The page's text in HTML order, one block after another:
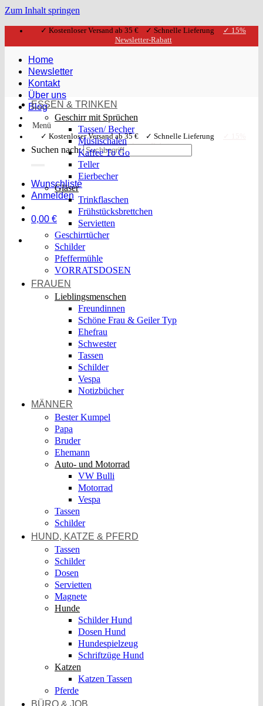
Zum Inhalt springen
✓ Kostenloser Versand ab 35 € ✓ Schnelle Lieferung
✓ 15%
Newsletter-Rabatt
Home
Newsletter
Kontakt
Über uns
Blog
✓ Kostenloser Versand ab 35 € ✓ Schnelle Lieferung
Newsletter-Rabatt
Menü
Suchen nach:
Wunschliste
Anmelden
0,00 €
ESSEN & TRINKEN
Geschirr mit Sprüchen
Tassen/ Becher
Müslischalen
Kaffee To Go
Teller
Eierbecher
Gläser
Trinkflaschen
Frühstücksbrettchen
Servietten
Geschirrtücher
Schilder
Pfeffermühle
VORRATSDOSEN
FRAUEN
Lieblingsmenschen
Freundinnen
Schöne Frau & Geiler Typ
Ehefrau
Schwester
Tassen
Schilder
Vespa
Notizbücher
MÄNNER
Bester Kumpel
Papa
Bruder
Ehemann
Auto- und Motorrad
VW Bulli
Motorrad
Vespa
Tassen
Schilder
HUND, KATZE & PFERD
Tassen
Schilder
Dosen
Servietten
Magnete
Hunde
Schilder Hund
Dosen Hund
Hundespielzeug
Schriftzüge Hund
Katzen
Katzen Tassen
Pferde
BÜRO & JOB